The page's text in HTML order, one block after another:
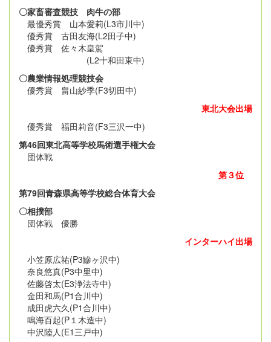
〇家畜審査競技 肉牛の部
最優秀賞 山本愛莉(L3市川中)
優秀賞 古田友海(L2田子中)
優秀賞 佐々木皇駕
(L2十和田東中)
〇農業情報処理競技会
優秀賞 畠山紗季(F3切田中)
東北大会出場
優秀賞 福田莉音(F3三沢一中)
第46回東北高等学校馬術選手権大会
団体戦
第３位
第79回青森県高等学校総合体育大会
〇相撲部
団体戦 優勝
インターハイ出場
小笠原広祐(P3鰺ヶ沢中)
奈良悠真(P3中里中)
佐藤啓太(E3浄法寺中)
金田和馬(P1合川中)
成田虎六久(P1合川中)
鳴海百起(P１木造中)
中沢陸人(E1三戸中)